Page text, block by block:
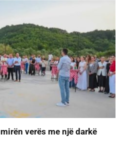
verës me një darkë